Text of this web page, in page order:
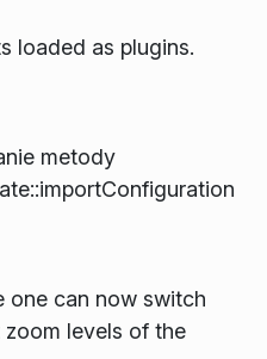
loaded as plugins.
metody
one can now switch
levels of the